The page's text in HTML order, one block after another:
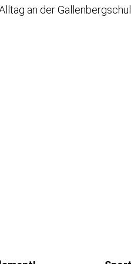
an der